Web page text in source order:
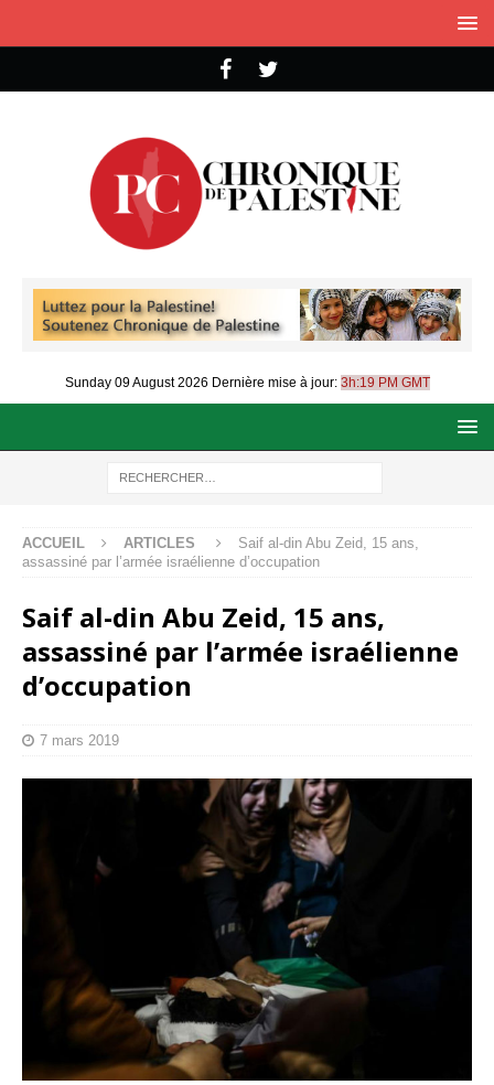
Sunday 09 August 2026 Dernière mise à jour: 3h:19 PM GMT
ACCUEIL ARTICLES
Saif al-din Abu Zeid, 15 ans,
assassiné par l’armée israélienne d’occupation
Saif al-din Abu Zeid, 15 ans,
assassiné par l’armée israélienne
d’occupation
7 mars 2019